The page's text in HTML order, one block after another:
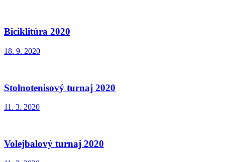
Biciklitúra 2020
18. 9. 2020
Stolnotenisový turnaj 2020
11. 3. 2020
Volejbalový turnaj 2020